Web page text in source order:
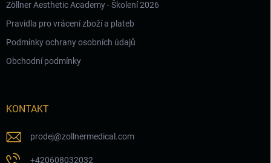
Zöllner Aesthetic Academy - Školení 2026
Pravidla pro vrácení zboží a plateb
Podmínky ochrany osobních údajů
Obchodní podmínky
KONTAKT
prodej@zollnermedical.com
+420608032032